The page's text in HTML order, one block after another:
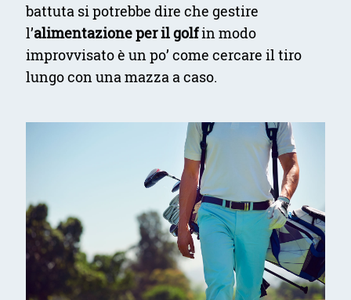
battuta si potrebbe dire che gestire
l’alimentazione per il golfin modo
improvvisato è un po’ come cercare il tiro
lungo con una mazza a caso.